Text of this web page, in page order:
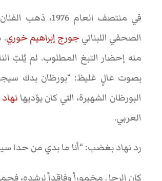
في منتصف العام 1976، ذهب الفنان السوري الكبير
الصحفي اللبنانيجورج إبراهيم خوري.
منه إحضار التبغ المطلوب. لم يُلبّ
بصوت عالٍ غليظ: “بورظان بدك
البورظان الشهيرة، التي كان يؤديها
العربي.
رد نهاد بغضب: “أنا ما بدي من حدا
كان الرجل مخموراً وفاقداً لرشده،